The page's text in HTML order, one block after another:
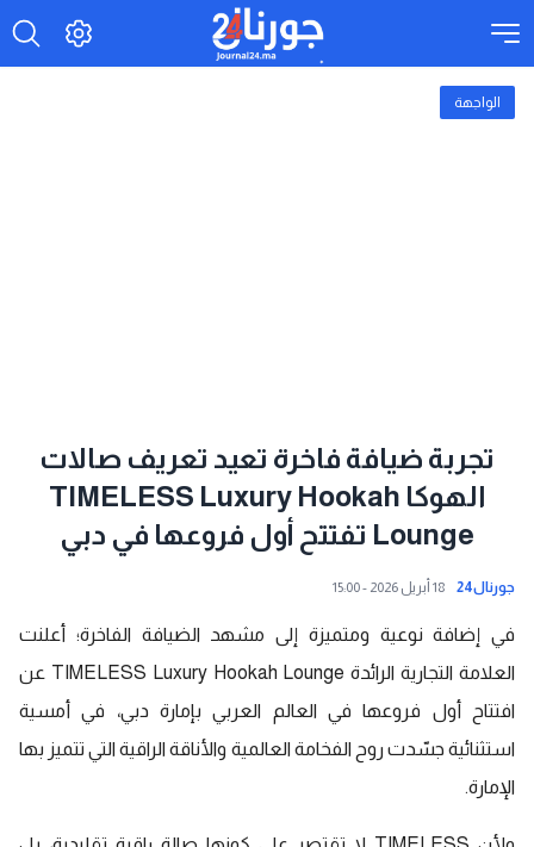
الواجهة
تجربة ضيافة فاخرة تعيد تعريف صالات
الهوكا TIMELESS Luxury Hookah
Lounge تفتتح أول فروعها في دبي
جورنال24 18 أبريل 2026 - 15:00
في إضافة نوعية ومتميزة إلى مشهد الضيافة الفاخرة؛ أعلنت
العلامة التجارية الرائدة TIMELESS Luxury Hookah Lounge عن
افتتاح أول فروعها في العالم العربي بإمارة دبي، في أمسية
استثنائية جسّدت روح الفخامة العالمية والأناقة الراقية التي تتميز بها
الإمارة.